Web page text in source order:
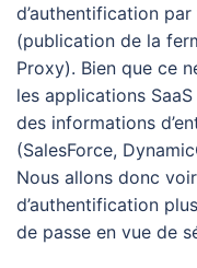
d’authentification
(publication de la
Proxy). Bien que ce
les applications
des informations
(SalesForce,
Nous allons donc
d’authentification
de passe en vue de